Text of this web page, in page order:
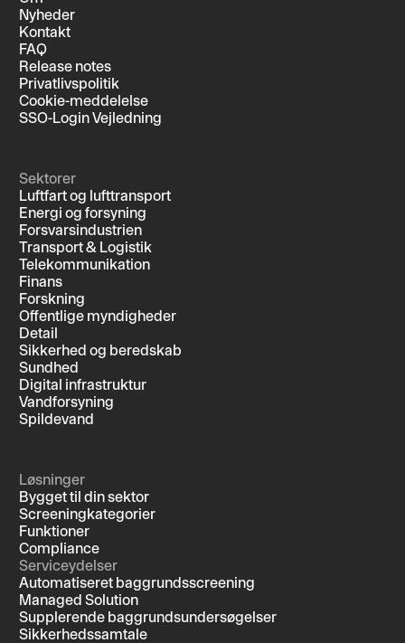
Nyheder
Kontakt
FAQ
Release notes
Privatlivspolitik
Cookie-meddelelse
SSO-Login Vejledning
Sektorer
Luftfart og lufttransport
Energi og forsyning
Forsvarsindustrien
Transport & Logistik
Telekommunikation
Finans
Forskning
Offentlige myndigheder
Detail
Sikkerhed og beredskab
Sundhed
Digital infrastruktur
Vandforsyning
Spildevand
Løsninger
Bygget til din sektor
Screeningkategorier
Funktioner
Compliance
Serviceydelser
Automatiseret baggrundsscreening
Managed Solution
Supplerende baggrundsundersøgelser
Sikkerhedssamtale